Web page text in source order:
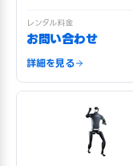
レンタル料金
お問い合わせ
詳細を見る